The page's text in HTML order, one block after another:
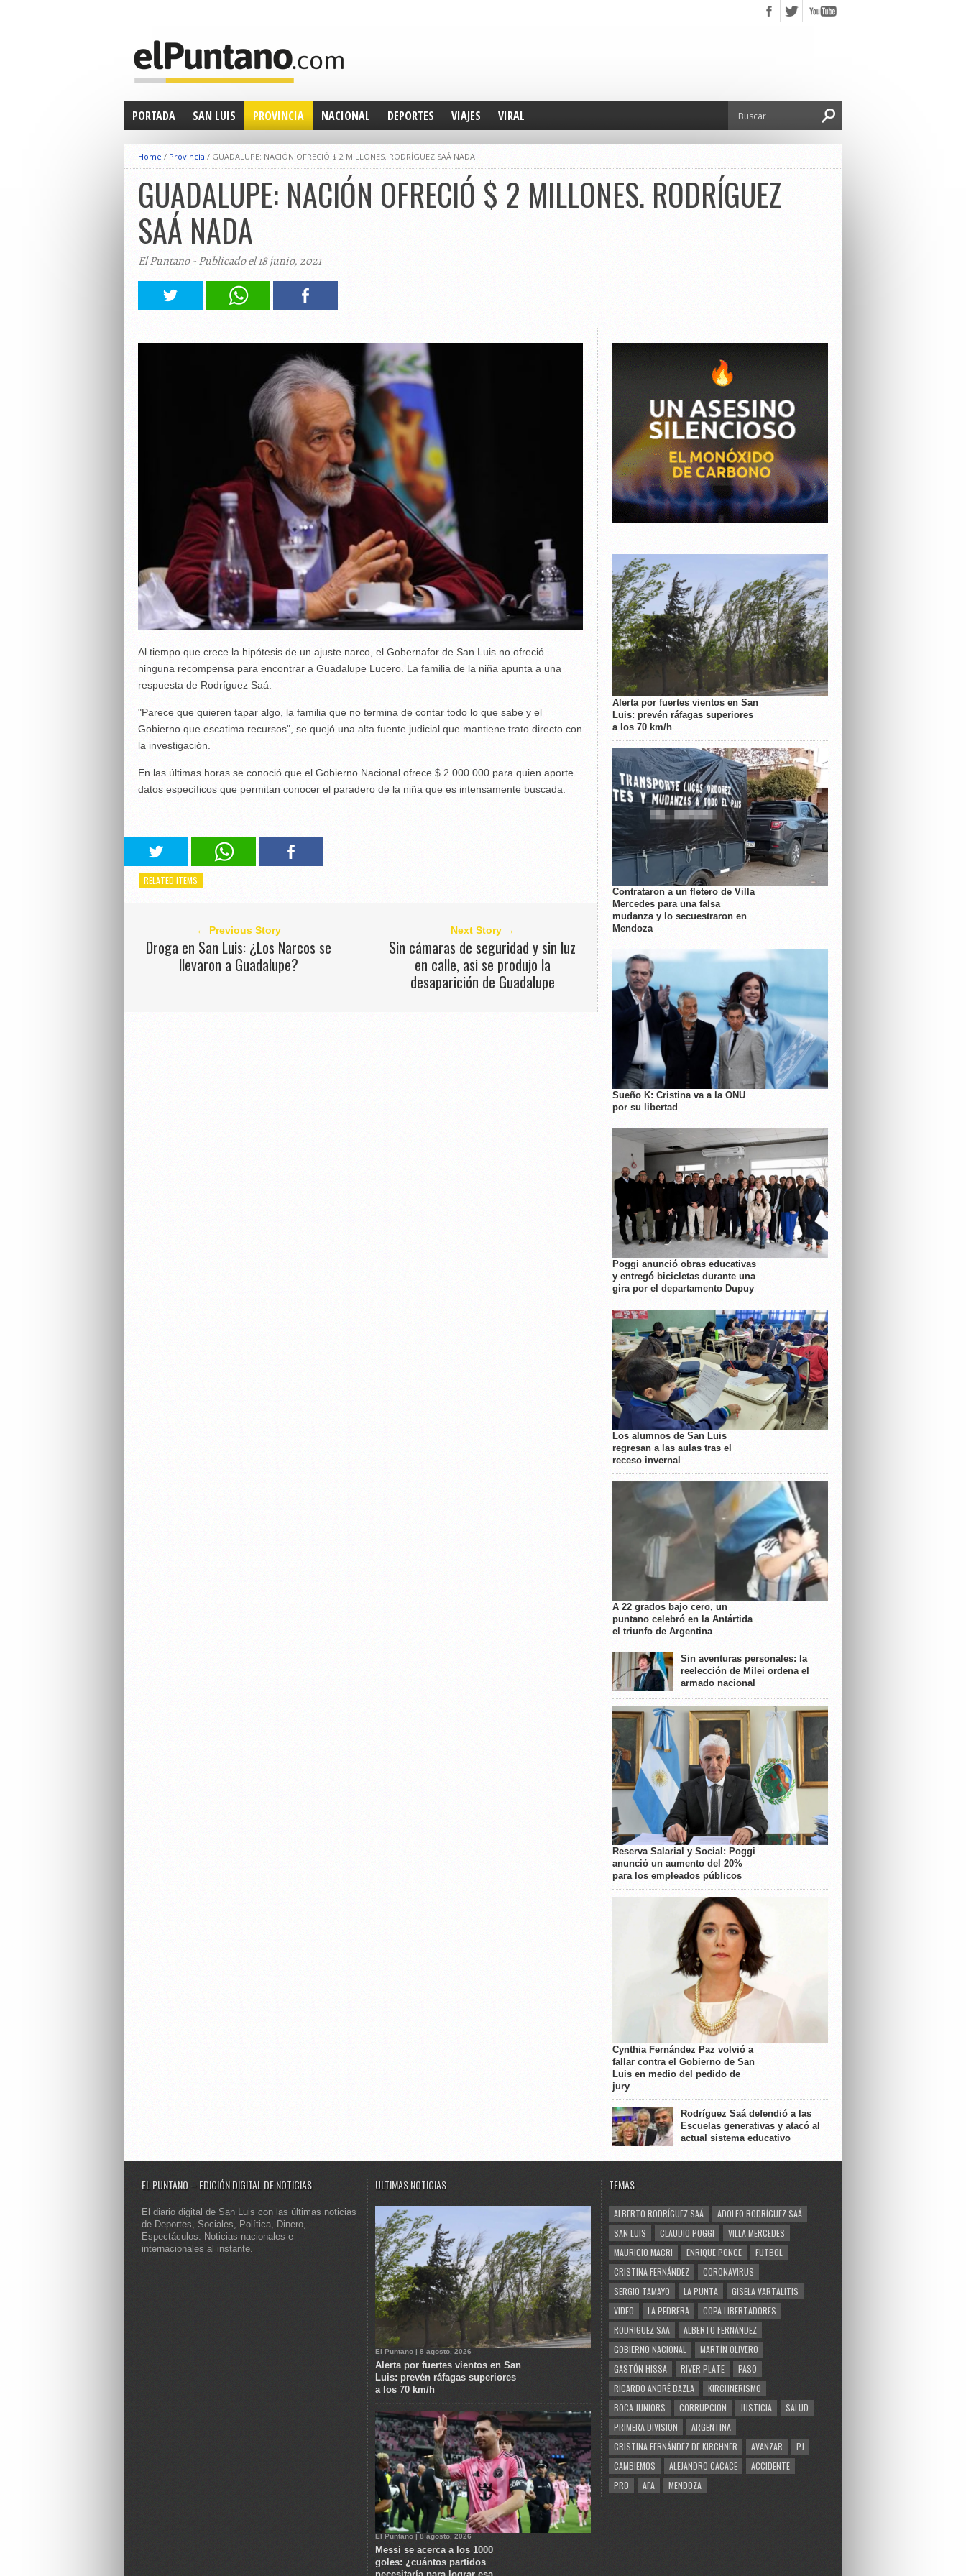
PORTADA SAN LUIS PROVINCIA NACIONAL DEPORTES VIAJES VIRAL
Home / Provincia / GUADALUPE: NACIÓN OFRECIÓ $ 2 MILLONES. RODRÍGUEZ SAÁ NADA
GUADALUPE: NACIÓN OFRECIÓ $ 2 MILLONES. RODRÍGUEZ
SAÁ NADA
El Puntano - Publicado el 18 junio, 2021
Al tiempo que crece la hipótesis de un ajuste narco, el Gobernafor de San Luis no ofreció
ninguna recompensa para encontrar a Guadalupe Lucero. La familia de la niña apunta a una
respuesta de Rodríguez Saá.
"Parece que quieren tapar algo, la familia que no termina de contar todo lo que sabe y el
Gobierno que escatima recursos", se quejó una alta fuente judicial que mantiene trato directo con
la investigación.
En las últimas horas se conoció que el Gobierno Nacional ofrece $ 2.000.000 para quien aporte
datos específicos que permitan conocer el paradero de la niña que es intensamente buscada.
RELATED ITEMS
← Previous Story
Droga en San Luis: ¿Los Narcos se
llevaron a Guadalupe?
Next Story →
Sin cámaras de seguridad y sin luz
en calle, asi se produjo la
desaparición de Guadalupe
Alerta por fuertes vientos en San
Luis: prevén ráfagas superiores
a los 70 km/h
Contrataron a un fletero de Villa
Mercedes para una falsa
mudanza y lo secuestraron en
Mendoza
Sueño K: Cristina va a la ONU
por su libertad
Poggi anunció obras educativas
y entregó bicicletas durante una
gira por el departamento Dupuy
Los alumnos de San Luis
regresan a las aulas tras el
receso invernal
A 22 grados bajo cero, un
puntano celebró en la Antártida
el triunfo de Argentina
Sin aventuras personales: la
reelección de Milei ordena el
armado nacional
Reserva Salarial y Social: Poggi
anunció un aumento del 20%
para los empleados públicos
Cynthia Fernández Paz volvió a
fallar contra el Gobierno de San
Luis en medio del pedido de
jury
Rodríguez Saá defendió a las
Escuelas generativas y atacó al
actual sistema educativo
EL PUNTANO – EDICIÓN DIGITAL DE NOTICIAS
El diario digital de San Luis con las últimas noticias
de Deportes, Sociales, Política, Dinero,
Espectáculos. Noticias nacionales e
internacionales al instante.
ULTIMAS NOTICIAS
El Puntano | 8 agosto, 2026
Alerta por fuertes vientos en San
Luis: prevén ráfagas superiores
a los 70 km/h
El Puntano | 8 agosto, 2026
Messi se acerca a los 1000
goles: ¿cuántos partidos
TEMAS
ALBERTO RODRÍGUEZ SAÁ
ADOLFO RODRÍGUEZ SAÁ
SAN LUIS
CLAUDIO POGGI
VILLA MERCEDES
MAURICIO MACRI
ENRIQUE PONCE
FUTBOL
CRISTINA FERNÁNDEZ
CORONAVIRUS
SERGIO TAMAYO
LA PUNTA
GISELA VARTALITIS
VIDEO
LA PEDRERA
COPA LIBERTADORES
RODRIGUEZ SAA
ALBERTO FERNÁNDEZ
GOBIERNO NACIONAL
MARTÍN OLIVERO
GASTÓN HISSA
RIVER PLATE
PASO
RICARDO ANDRÉ BAZLA
KIRCHNERISMO
BOCA JUNIORS
CORRUPCION JUSTICIA
SALUD
PRIMERA DIVISION
ARGENTINA
CRISTINA FERNÁNDEZ DE KIRCHNER
AVANZAR
PJ
CAMBIEMOS
ALEJANDRO CACACE
ACCIDENTE
PRO
AFA MENDOZA